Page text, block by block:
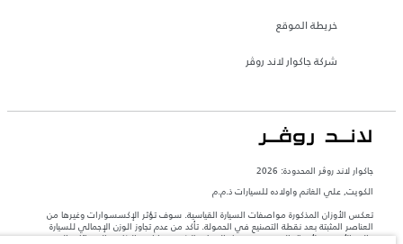
خريطة الموقع
شركة جاكوار لاند روڤر
جاكوار لاند روڨر المحدودة: 2026
الكويت, علي الغانم واولاده للسيارات ذ.م.م
تعكس الأوزان المذكورة مواصفات السيارة القياسية. سوف تؤثر الإكسسوارات وغيرها من
العناصر المثبتة بعد نقطة التصنيع في الحمولة. تأكد من عدم تجاوز الوزن الإجمالي للسيارة
والحد الأقصى لأحمال المحور عند تحميل السيارة بالإكسسوارات والركاب والسوائل والوقود